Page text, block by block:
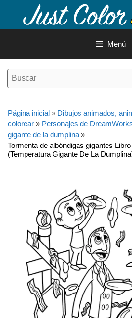
contenido
Menú
Página inicial » Dibujos animados,
colorear » Personajes de
gigante de la dumplina »
Tormenta de albóndigas gigantes
(Temperatura Gigante De La